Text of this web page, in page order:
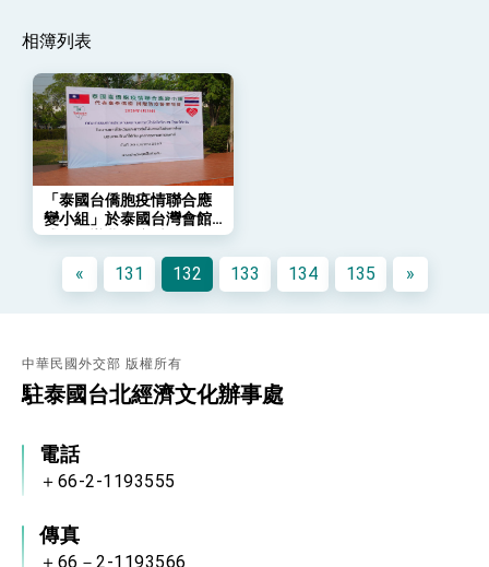
總統主持「守護民主台灣國安行動方案」記者
會 強調以實力守護台海和平 以決心掌握國家
命運
變局中 奮起的新臺灣 總統發表國慶演說
總統發表執政周年談話 盼面對未來挑戰 堅持
團結 迎風轉型 穩健前行
賴總統就職演說影片
總統重要談話
外交部重要言論
事處」，進一步深化台美交流合作
相簿列表
「泰國台僑胞疫情聯合應
變小組」於泰國台灣會館
盛大舉辦北欖府千人物資
捐贈活動
« 131 132 133 134 135 »
中華民國外交部 版權所有
駐泰國台北經濟文化辦事處
電話
＋66-2-1193555
傳真
＋66－2-1193566